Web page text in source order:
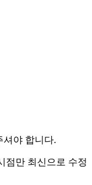
셔야 합니다.
점만 최신으로 수정